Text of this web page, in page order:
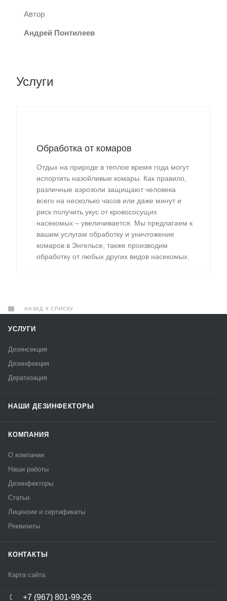
Автор
Андрей Понтилеев
Услуги
Обработка от комаров
Отдых на природе в теплое время года могут
испортить назойливые комары. Как правило,
различные аэрозоли защищают человека
всего на несколько часов или даже минут и
риск получить укус от кровососущих
насекомых – увеличивается. Мы предлагаем к
вашим услугам обработку и уничтожение
комаров в Энгельсе, также производим
обработку от любых других видов насекомых.
НАЗАД К СПИСКУ
УСЛУГИ
Дезинсекция
Дезинфекция
Дератизация
НАШИ ДЕЗИНФЕКТОРЫ
КОМПАНИЯ
О компании
Наши работы
Дезинфекторы
Статьи
Лицензии и сертификаты
Реквизиты
КОНТАКТЫ
Карта сайта
+7 (967) 801-99-26